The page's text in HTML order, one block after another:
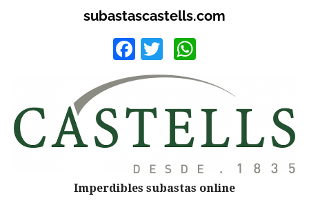
subastascastells.com
Facebook
Twitter
Imperdibles subastas online